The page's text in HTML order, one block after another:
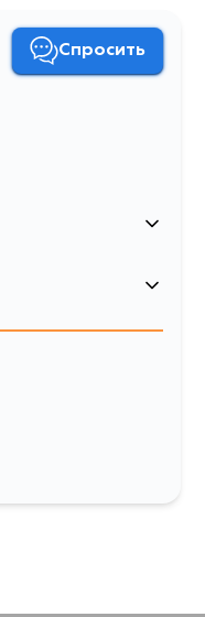
Спросить